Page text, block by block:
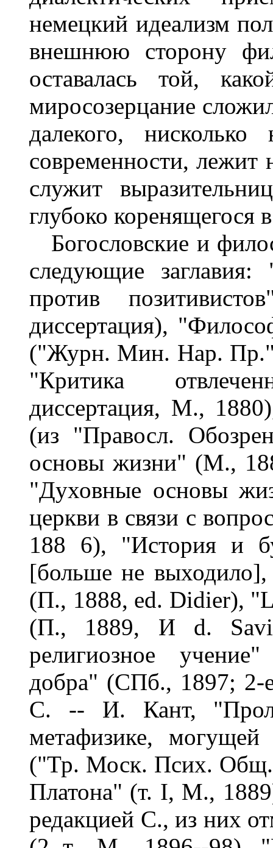
немецкий идеализм
внешнюю сторону
оставалась той,
миросозерцание
далекого,
современности,
служит
глубоко коренящегося
Богословские и
следующие
против
диссертация),
("Журн. Мин. Нар. Пр.",
"Критика
диссертация, М.,
(из "Правосл.
основы жизни" (М.,
"Духовные основы
церкви в связи с
188 6), "История и
[больше не
(П., 1888, ed. Didier),
(П., 1889, И d.
религиозное
добра" (СПб., 1897; 2-
С. -- И. Кант,
метафизике,
("Тр. Моск. Псих.
Платона" (т. I, М.,
редакцией С., из них